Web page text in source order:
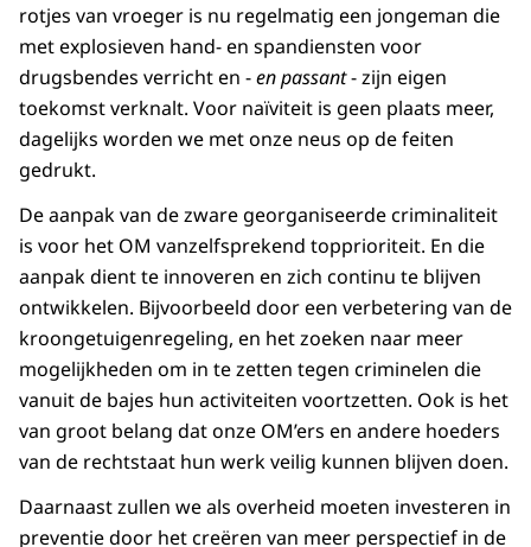
rotjes van vroeger is nu regelmatig een jongeman die
met explosieven hand- en spandiensten voor
drugsbendes verricht en -en passant- zijn eigen
toekomst verknalt. Voor naïviteit is geen plaats meer,
dagelijks worden we met onze neus op de feiten
gedrukt.
De aanpak van de zware georganiseerde criminaliteit
is voor het OM vanzelfsprekend topprioriteit. En die
aanpak dient te innoveren en zich continu te blijven
ontwikkelen. Bijvoorbeeld door een verbetering van de
kroongetuigenregeling, en het zoeken naar meer
mogelijkheden om in te zetten tegen criminelen die
vanuit de bajes hun activiteiten voortzetten. Ook is het
van groot belang dat onze OM’ers en andere hoeders
van de rechtstaat hun werk veilig kunnen blijven doen.
Daarnaast zullen we als overheid moeten investeren in
preventie door het creëren van meer perspectief in de